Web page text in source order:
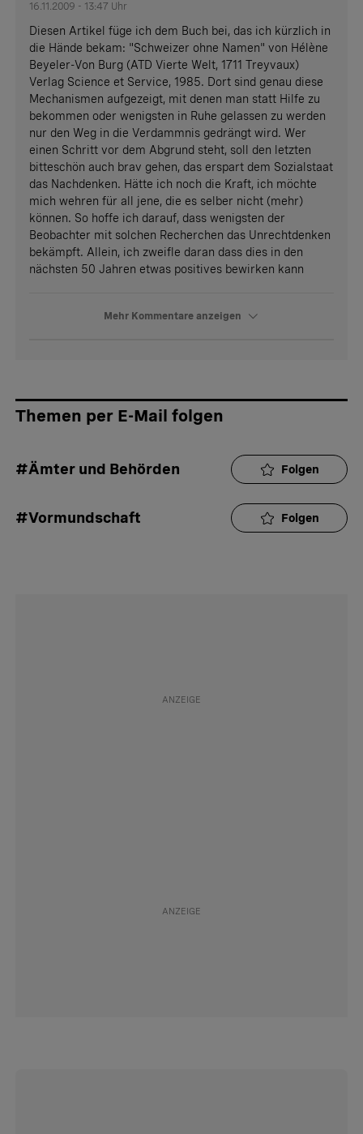
16.11.2009 - 13:47 Uhr
Diesen Artikel füge ich dem Buch bei, das ich kürzlich in
die Hände bekam: "Schweizer ohne Namen" von Hélène
Beyeler-Von Burg (ATD Vierte Welt, 1711 Treyvaux)
Verlag Science et Service, 1985. Dort sind genau diese
Mechanismen aufgezeigt, mit denen man statt Hilfe zu
bekommen oder wenigsten in Ruhe gelassen zu werden
nur den Weg in die Verdammnis gedrängt wird. Wer
einen Schritt vor dem Abgrund steht, soll den letzten
bitteschön auch brav gehen, das erspart dem Sozialstaat
das Nachdenken. Hätte ich noch die Kraft, ich möchte
mich wehren für all jene, die es selber nicht (mehr)
können. So hoffe ich darauf, dass wenigsten der
Beobachter mit solchen Recherchen das Unrechtdenken
bekämpft. Allein, ich zweifle daran dass dies in den
nächsten 50 Jahren etwas positives bewirken kann
Mehr Kommentare anzeigen
Themen per E-Mail folgen
#Ämter und Behörden Folgen
#Vormundschaft Folgen